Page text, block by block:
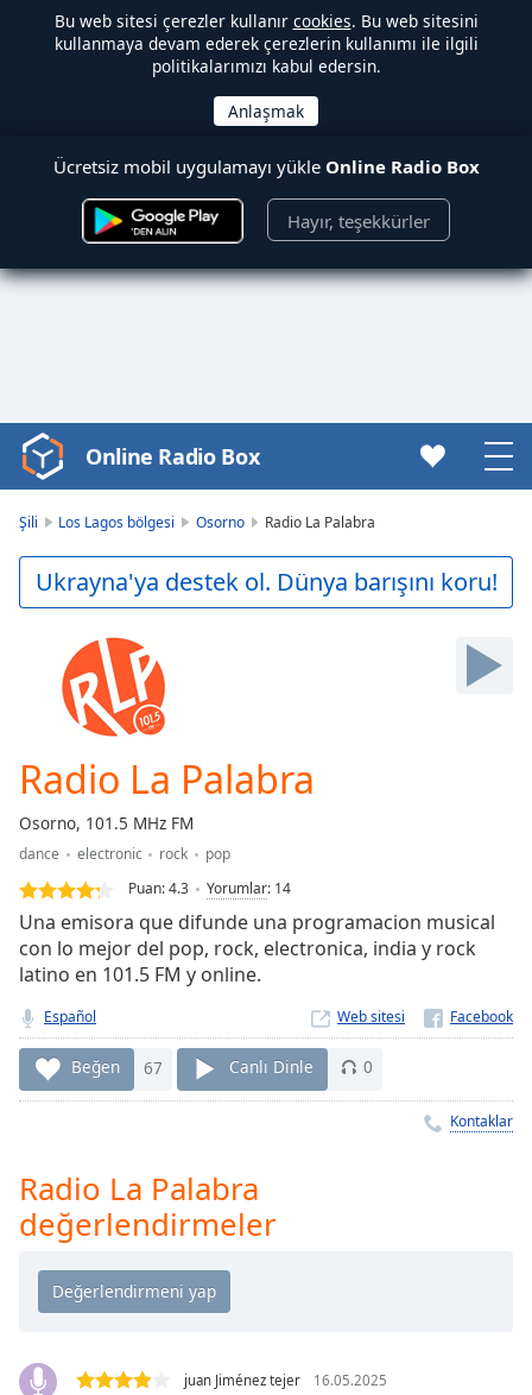
Bu web sitesi çerezler kullanır cookies. Bu web sitesini
kullanmaya devam ederek çerezlerin kullanımı ile ilgili
politikalarımızı kabul edersin.
Ücretsiz mobil uygulamayı yükle Online Radio Box
Hayır, teşekkürler
Video
Player
Play
Video
Backward
Current
Time0:00
Duration
Loaded :
0.00%
Stream
TypeLIVE
Seek to
currently
behind
liveLIVE
Remaining
Time-
Playback
Rate
Chapters
Online Radio Box
Şili Los Lagos bölgesi Osorno Radio La Palabra
Ukrayna'ya destek ol. Dünya barışını koru!
Radio La Palabra
Osorno, 101.5 MHz FM
dance electronic rock
pop
Puan:4.3 Yorumlar: 14
Una emisora que difunde una programacion musical
con lo mejor del pop, rock, electronica, india y rock
latino en 101.5 FM y online.
Español Web sitesi
Beğen 67 Canlı Dinle 0
Kontaklar
Radio La Palabra
değerlendirmeler
juan Jiménez tejer 16.05.2025